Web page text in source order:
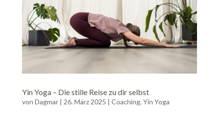
Yin Yoga – Die stille Reise zu dir selbst
von Dagmar| 26. März 2025 | Coaching, Yin Yoga